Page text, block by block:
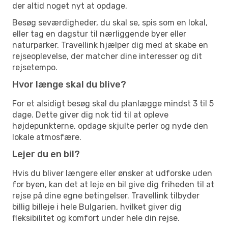
der altid noget nyt at opdage.
Besøg seværdigheder, du skal se, spis som en lokal,
eller tag en dagstur til nærliggende byer eller
naturparker. Travellink hjælper dig med at skabe en
rejseoplevelse, der matcher dine interesser og dit
rejsetempo.
Hvor længe skal du blive?
For et alsidigt besøg skal du planlægge mindst 3 til 5
dage. Dette giver dig nok tid til at opleve
højdepunkterne, opdage skjulte perler og nyde den
lokale atmosfære.
Lejer du en bil?
Hvis du bliver længere eller ønsker at udforske uden
for byen, kan det at leje en bil give dig friheden til at
rejse på dine egne betingelser. Travellink tilbyder
billig billeje i hele Bulgarien, hvilket giver dig
fleksibilitet og komfort under hele din rejse.